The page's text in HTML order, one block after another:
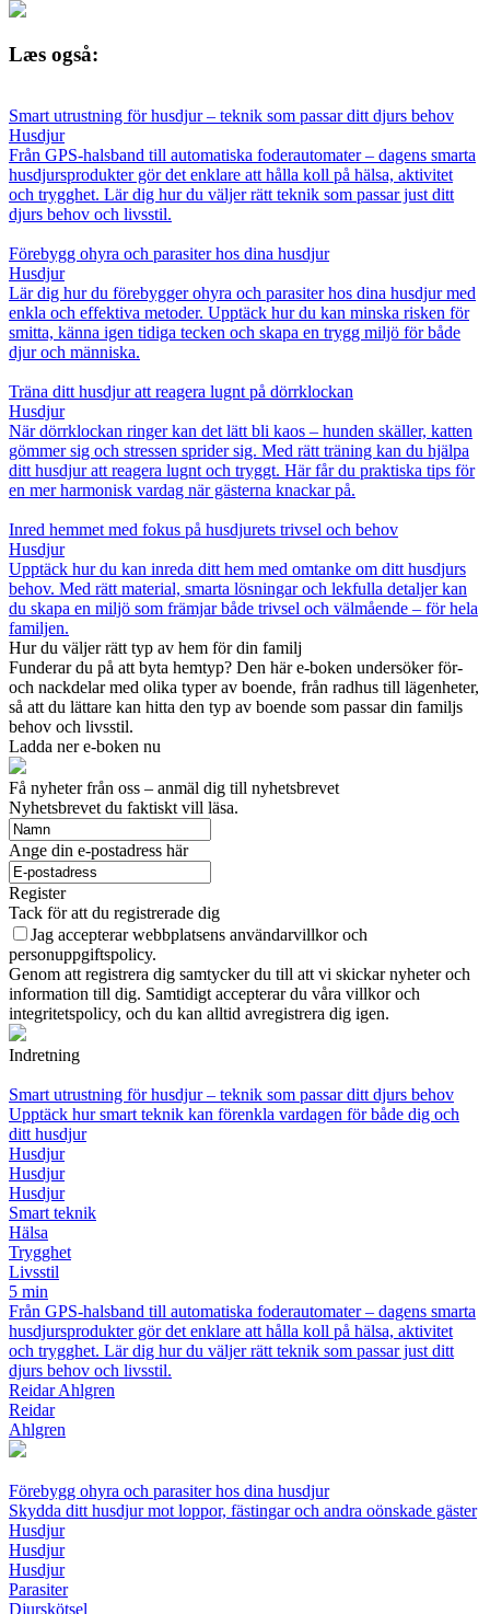
Læs også:
Smart utrustning för husdjur – teknik som passar ditt djurs behov
Husdjur
Från GPS-halsband till automatiska foderautomater – dagens smarta
husdjursprodukter gör det enklare att hålla koll på hälsa, aktivitet
och trygghet. Lär dig hur du väljer rätt teknik som passar just ditt
djurs behov och livsstil.
Förebygg ohyra och parasiter hos dina husdjur
Husdjur
Lär dig hur du förebygger ohyra och parasiter hos dina husdjur med
enkla och effektiva metoder. Upptäck hur du kan minska risken för
smitta, känna igen tidiga tecken och skapa en trygg miljö för både
djur och människa.
Träna ditt husdjur att reagera lugnt på dörrklockan
Husdjur
När dörrklockan ringer kan det lätt bli kaos – hunden skäller, katten
gömmer sig och stressen sprider sig. Med rätt träning kan du hjälpa
ditt husdjur att reagera lugnt och tryggt. Här får du praktiska tips för
en mer harmonisk vardag när gästerna knackar på.
Inred hemmet med fokus på husdjurets trivsel och behov
Husdjur
Upptäck hur du kan inreda ditt hem med omtanke om ditt husdjurs
behov. Med rätt material, smarta lösningar och lekfulla detaljer kan
du skapa en miljö som främjar både trivsel och välmående – för hela
familjen.
Hur du väljer rätt typ av hem för din familj
Funderar du på att byta hemtyp? Den här e-boken undersöker för-
och nackdelar med olika typer av boende, från radhus till lägenheter,
så att du lättare kan hitta den typ av boende som passar din familjs
behov och livsstil.
Ladda ner e-boken nu
Få nyheter från oss – anmäl dig till nyhetsbrevet
Nyhetsbrevet du faktiskt vill läsa.
Ange din e-postadress här
Register
Tack för att du registrerade dig
Jag accepterar webbplatsens användarvillkor och
personuppgiftspolicy.
Genom att registrera dig samtycker du till att vi skickar nyheter och
information till dig. Samtidigt accepterar du våra villkor och
integritetspolicy, och du kan alltid avregistrera dig igen.
Indretning
Smart utrustning för husdjur – teknik som passar ditt djurs behov
Upptäck hur smart teknik kan förenkla vardagen för både dig och
ditt husdjur
Husdjur
Husdjur
Husdjur
Smart teknik
Hälsa
Trygghet
Livsstil
5 min
Från GPS-halsband till automatiska foderautomater – dagens smarta
husdjursprodukter gör det enklare att hålla koll på hälsa, aktivitet
och trygghet. Lär dig hur du väljer rätt teknik som passar just ditt
djurs behov och livsstil.
Reidar Ahlgren
Reidar
Ahlgren
Förebygg ohyra och parasiter hos dina husdjur
Skydda ditt husdjur mot loppor, fästingar och andra oönskade gäster
Husdjur
Husdjur
Husdjur
Parasiter
Djurskötsel